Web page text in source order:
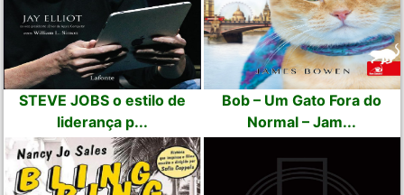
STEVE JOBS o estilo de
liderança p...
Bob – Um Gato Fora do
Normal – Jam...